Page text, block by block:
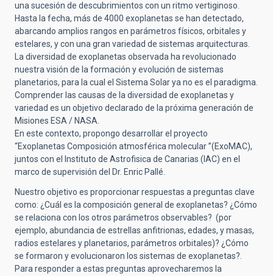
una sucesión de descubrimientos con un ritmo vertiginoso.
Hasta la fecha, más de 4000 exoplanetas se han detectado,
abarcando amplios rangos en parámetros físicos, orbitales y
estelares, y con una gran variedad de sistemas arquitecturas.
La diversidad de exoplanetas observada ha revolucionado
nuestra visión de la formación y evolución de sistemas
planetarios, para la cual el Sistema Solar ya no es el paradigma.
Comprender las causas de la diversidad de exoplanetas y
variedad es un objetivo declarado de la próxima generación de
Misiones ESA / NASA.
En este contexto, propongo desarrollar el proyecto
“Exoplanetas Composición atmosférica molecular ”(ExoMAC),
juntos con el Instituto de Astrofisica de Canarias (IAC) en el
marco de supervisión del Dr. Enric Pallé.
Nuestro objetivo es proporcionar respuestas a preguntas clave
como: ¿Cuál es la composición general de exoplanetas? ¿Cómo
se relaciona con los otros parámetros observables? (por
ejemplo, abundancia de estrellas anfitrionas, edades, y masas,
radios estelares y planetarios, parámetros orbitales)? ¿Cómo
se formaron y evolucionaron los sistemas de exoplanetas?
Para responder a estas preguntas aprovecharemos la